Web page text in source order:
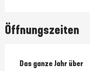
Öffnungszeiten
Das ganze Jahr über
Das ganze Jahr über